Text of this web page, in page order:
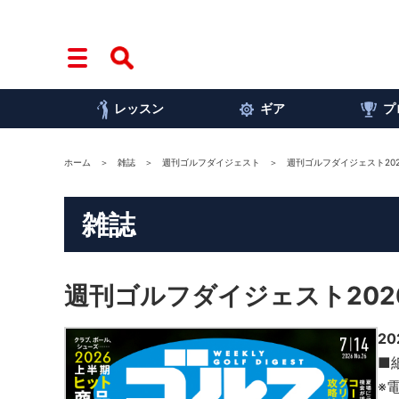
レッスン ギア プ
ホーム 雑誌 週刊ゴルフダイジェスト 週刊ゴルフダイジェスト
雑誌
週刊ゴルフダイジェスト
■
※